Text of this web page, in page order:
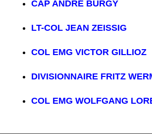
CAP ANDRÉ BURGY
LT-COL JEAN ZEISSIG
COL EMG VICTOR GILLIOZ
DIVISIONNAIRE FRITZ
COL EMG WOLFGANG